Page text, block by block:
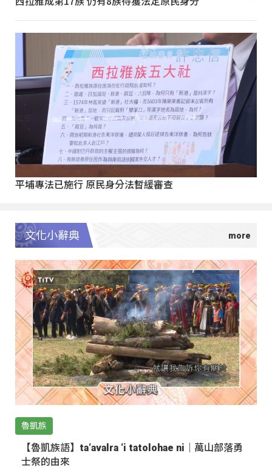
平埔專法已施行 原民身分法暫緩審查
文化小辭典
魯凱族
【魯凱族語】ta‘avalra ‘i tatolohae ni｜萬山部落勇
士祭的由來